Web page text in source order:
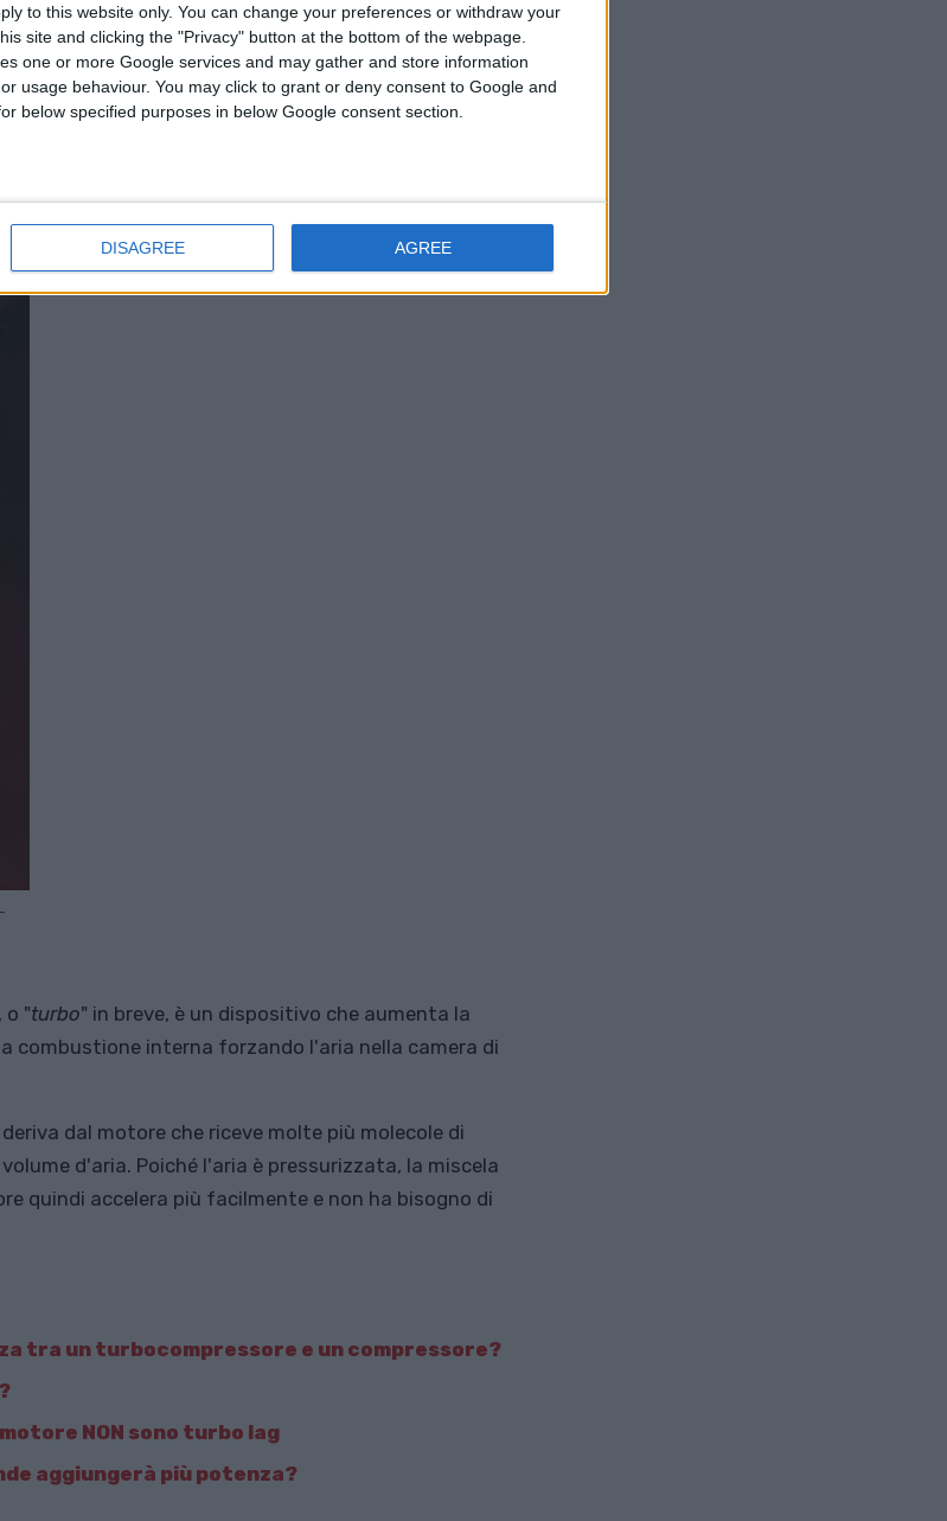
to this website only. You can change your preferences or withdraw your
site and clicking the "Privacy" button at the bottom of the webpage.
one or more Google services and may gather and store information
usage behaviour. You may click to grant or deny consent to Google and
below specified purposes in below Google consent section.
DISAGREE AGREE
o "turbo" in breve, è un dispositivo che aumenta la
combustione interna forzando l'aria nella camera di
dal motore che riceve molte più molecole di
d'aria. Poiché l'aria è pressurizzata, la miscela
quindi accelera più facilmente e non ha bisogno di
tra un turbocompressore e un compressore?
NON sono turbo lag
aggiungerà più potenza?